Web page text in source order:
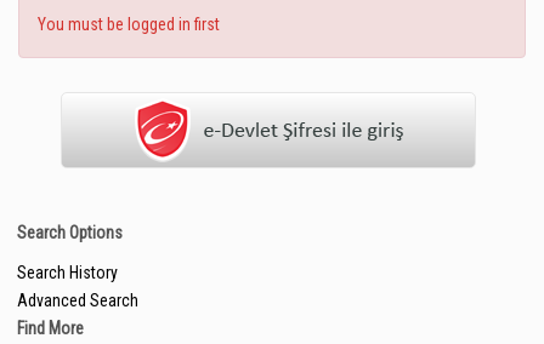
You must be logged in first
Search Options
Search History
Advanced Search
Find More